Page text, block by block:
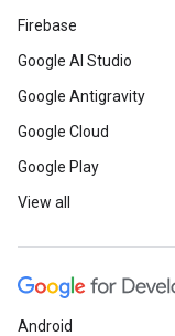
Firebase
Google AI Studio
Google Antigravity
Google Cloud
Google Play
View all
Android